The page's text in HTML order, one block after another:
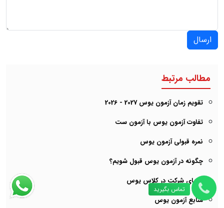
ارسال
مطالب مرتبط
تقویم زمان آزمون یوس 2027 - 2026
تفاوت آزمون یوس با آزمون ست
نمره قبولی آزمون یوس
چگونه در آزمون یوس قبول شویم؟
مزایای شرکت در کلاس یوس
منابع آزمون یوس
تماس بگیرید